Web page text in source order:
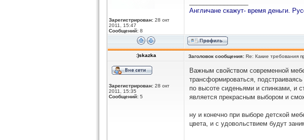
Зарегистрирован: 28 окт
2011, 15:47
Сообщений: 8
Англичане скажут- время деньги.
:)skazka Заголовок сообщения: Re: Какие требования
Зарегистрирован: 28 окт
2011, 15:35
Сообщений: 5
Важным свойством современной
трансформироваться,
по высоте сиденьями и спинками, и
является прекрасным выбором и
ну и конечно при выборе детской
цвета, и с удовольствием будут